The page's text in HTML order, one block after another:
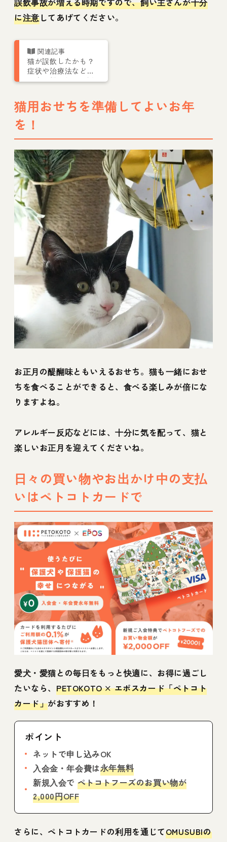
に注意してあげてください。
猫が誤飲したかも？
症状や治療法などを
猫専門獣医師が解説
猫用おせちを準備してよいお年
を！
お正月の醍醐味ともいえるおせち。猫も一緒におせ
ちを食べることができると、食べる楽しみが倍にな
りますよね。
アレルギー反応などには、十分に気を配って、猫と
楽しいお正月を迎えてくださいね。
日々の買い物やお出かけ中の支払
いはペトコトカードで
愛犬・愛猫との毎日をもっと快適に、お得に過ごし
たいなら、 PETOKOTO × エポスカード「ペトコト
カード」がおすすめ！
ポイント
ネットで申し込みOK
入会金・年会費は永年無料
新規入会で ペトコトフーズのお買い物が
2,000円OFF
さらに、ペトコトカードの利用を通じてOMUSUBIの